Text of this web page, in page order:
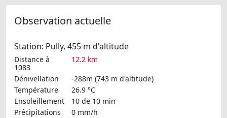
Observation actuelle
Station: Pully, 455 m d'altitude
Distance à
1083
12.2 km
Dénivellation
-288m (743 m d'altitude)
Température
26.9 °C
Ensoleillement
10 de 10 min
Précipitations
0 mm/h